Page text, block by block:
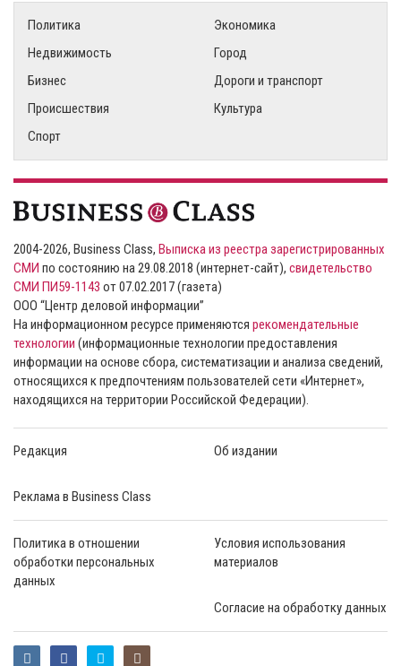
Политика
Экономика
Недвижимость
Город
Бизнес
Дороги и транспорт
Происшествия
Культура
Спорт
2004-2026, Business Class, Выписка из реестра зарегистрированных
СМИ по состоянию на 29.08.2018 (интернет-сайт), свидетельство
СМИ ПИ59-1143 от 07.02.2017 (газета)
ООО “Центр деловой информации”
На информационном ресурсе применяются рекомендательные
технологии (информационные технологии предоставления
информации на основе сбора, систематизации и анализа сведений,
относящихся к предпочтениям пользователей сети «Интернет»,
находящихся на территории Российской Федерации).
Редакция Об издании
Реклама в Business Class
Политика в отношении
обработки персональных
данных
Условия использования
материалов
Согласие на обработку данных